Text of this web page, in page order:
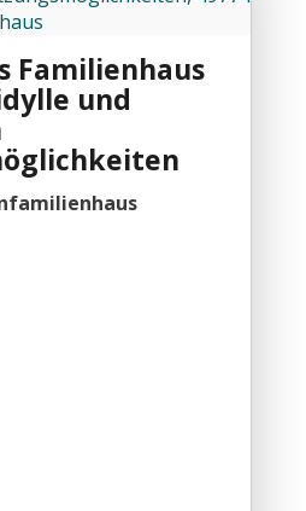
Familienhaus
und